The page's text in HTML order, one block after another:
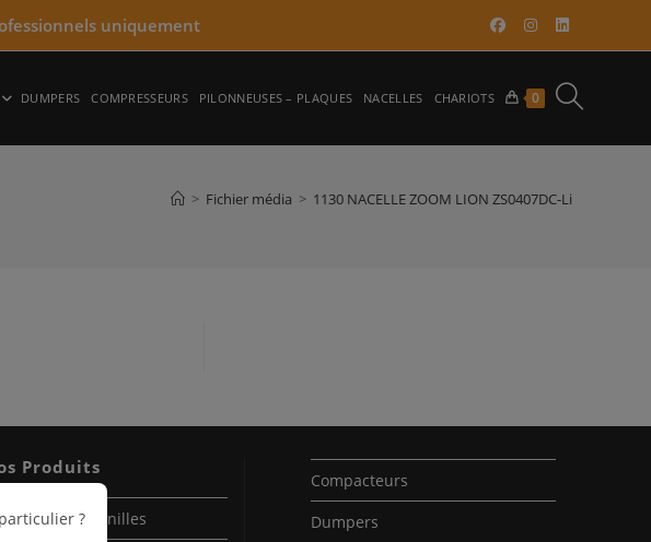
uniquement​
DUMPERS COMPRESSEURS PILONNEUSES – PLAQUES NACELLES CHARIOTS 0 TOGGLE
WEBSITE
> Fichier média > 1130 NACELLE ZOOM LION ZS0407DC-Li
Produits
Pelles à chenilles
Compacteurs
Dumpers
?